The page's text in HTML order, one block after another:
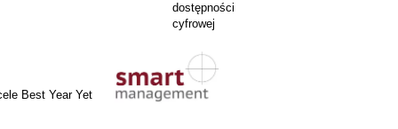
dostępności
cyfrowej
Best Year Yet